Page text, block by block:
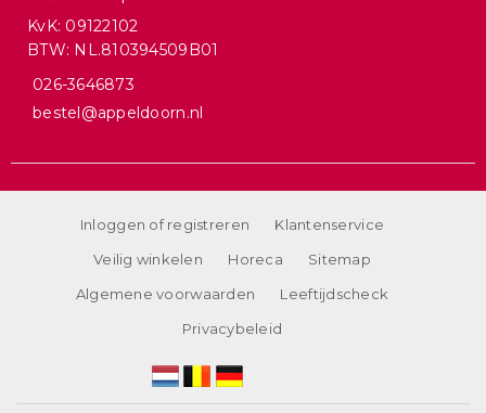
KvK: 09122102
BTW: NL.810394509B01
026-3646873
bestel@appeldoorn.nl
Inloggen of registreren
Klantenservice
Veilig winkelen
Horeca
Sitemap
Algemene voorwaarden
Leeftijdscheck
Privacybeleid